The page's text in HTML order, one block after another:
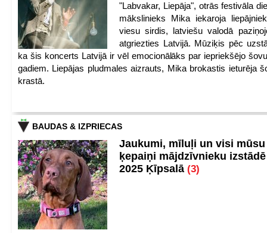
"Labvakar, Liepāja", otrās festivāla
mākslinieks Mika iekaroja
viesu sirdis, latviešu valodā
atgriezties Latvijā. Mūziķis pēc
ka šis koncerts Latvijā ir vēl emocionālāks par iepriekšējo
gadiem. Liepājas pludmales aizrauts, Mika brokastis ieturēja
krastā.
BAUDAS & IZPRIECAS
Jaukumi, mīluļi un visi
ķepaiņi mājdzīvnieku
2025 Ķīpsalā (3)